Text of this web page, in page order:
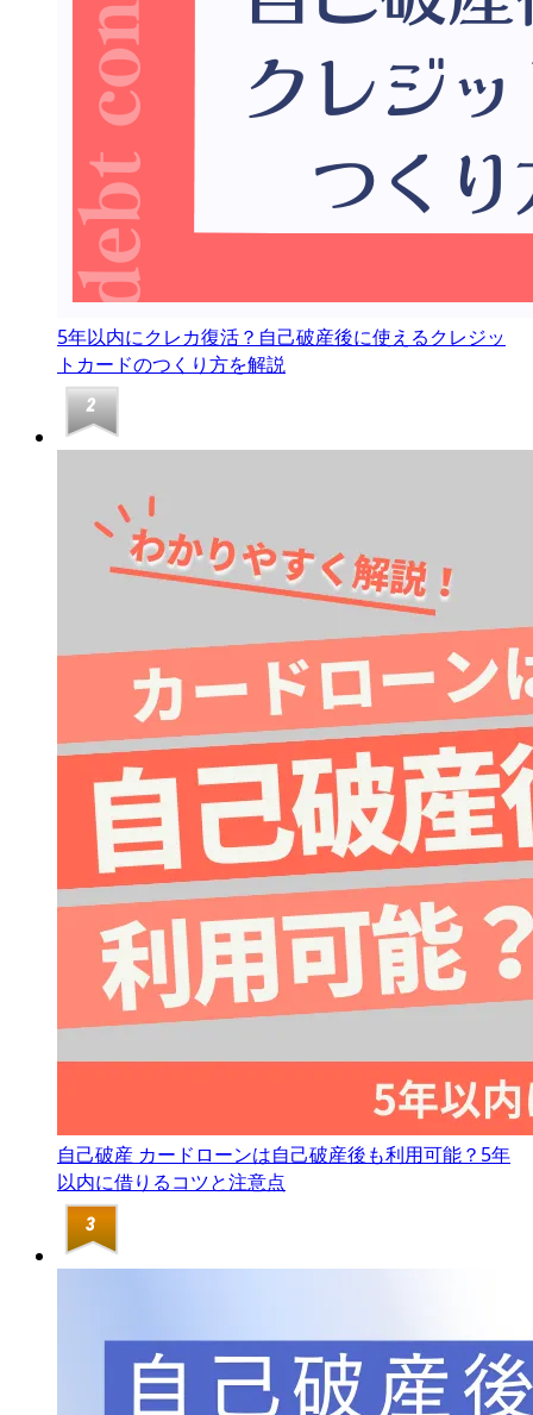
5年以内にクレカ復活？自己破産後に使えるクレジッ
トカードのつくり方を解説
自己破産 カードローンは自己破産後も利用可能？5年
以内に借りるコツと注意点